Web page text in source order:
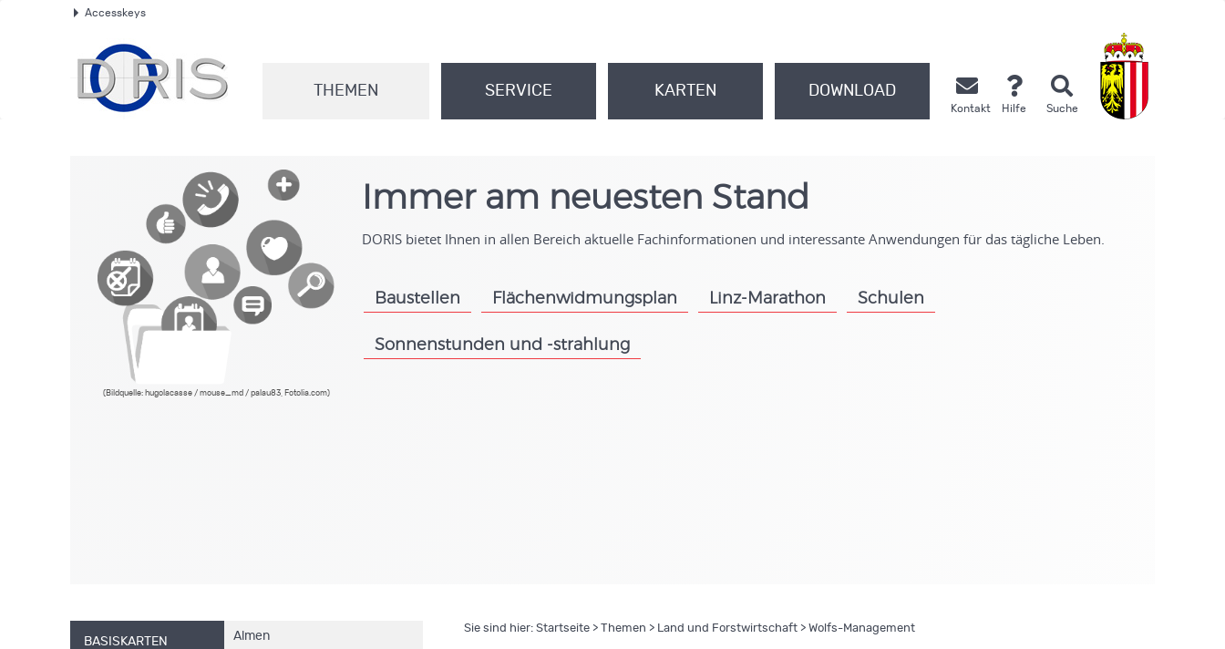
Accesskeys
THEMEN SERVICE KARTEN DOWNLOAD
Kontakt Hilfe Suche
(Bildquelle: hugolacasse / mouse_md / palau83, Fotolia.com)
Immer am neuesten Stand
DORIS bietet Ihnen in allen Bereich aktuelle Fachinformationen und interessante Anwendungen für das tägliche Leben.
Baustellen Flächenwidmungsplan
.
Linz-Marathon Schulen
Sonnenstunden und -strahlung
BASISKARTEN Almen
Sie sind hier: Startseite> Themen > Land und Forstwirtschaft> Wolfs-Management